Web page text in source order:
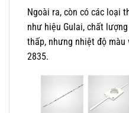
Ngoài ra, còn có các loại
như hiệu Gulai, chất
thấp, nhưng nhiệt độ màu
2835.